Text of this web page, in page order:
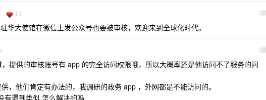
21
13
华大使馆在微信上发公众号也要被审核，欢迎来到全球化时代。
22
提供的审核账号有 app 的完全访问权限哦，所以大概率还是他访问不了服务的问
，他们肯定有办法的，我调研的政务 app ，外网都是不能访问的。
有遇到类似 怎么解决的吗